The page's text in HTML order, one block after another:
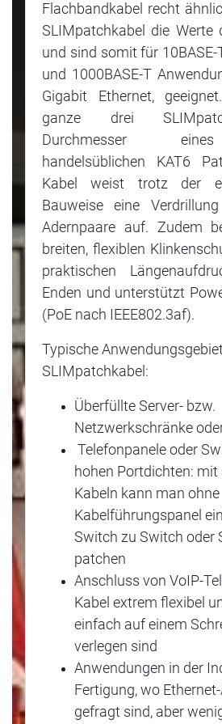
Flachbandkabel recht
SLIMpatchkabel die Werte
und sind somit für 10BASE-
und 1000BASE-T
Gigabit Ethernet,
ganze drei
Durchmesser
handelsüblichen KAT6
Kabel weist trotz der
Bauweise eine
Adernpaare auf. Zudem
breiten, flexiblen
praktischen
Enden und unterstützt
(PoE nach IEEE802.3af).
Typische
SLIMpatchkabel:
Überfüllte Server- bzw.
Netzwerkschränke
Telefonpanele oder
hohen Portdichten: mit
Kabeln kann man ohne
Kabelführungspanel
Switch zu Switch oder
patchen
Anschluss von VoIP-
Kabel extrem flexibel
einfach auf einem
verlegen sind
Anwendungen in der
Fertigung, wo
gefragt sind, aber